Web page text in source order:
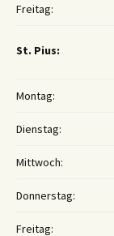
Freitag:
St. Pius:
Montag:
Dienstag:
Mittwoch:
Donnerstag:
Freitag: